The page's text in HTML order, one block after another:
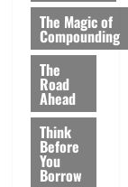
The Magic of
Compounding
The
Road
Ahead
Think
Before
You
Borrow